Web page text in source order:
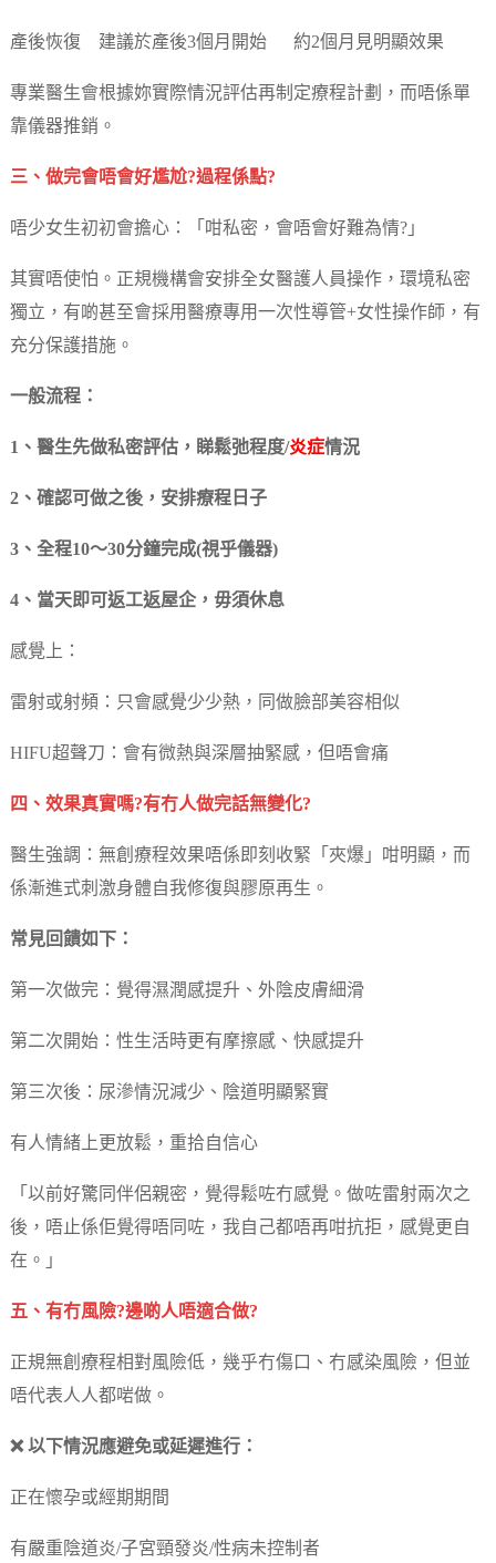
產後恢復 建議於產後3個月開始 約2個月見明顯效果
專業醫生會根據妳實際情況評估再制定療程計劃，而唔係單
靠儀器推銷。
三、做完會唔會好尷尬?過程係點?
唔少女生初初會擔心：「咁私密，會唔會好難為情?」
其實唔使怕。正規機構會安排全女醫護人員操作，環境私密
獨立，有啲甚至會採用醫療專用一次性導管+女性操作師，有
充分保護措施。
一般流程：
1、醫生先做私密評估，睇鬆弛程度/炎症情況
2、確認可做之後，安排療程日子
3、全程10～30分鐘完成(視乎儀器)
4、當天即可返工返屋企，毋須休息
感覺上：
雷射或射頻：只會感覺少少熱，同做臉部美容相似
HIFU超聲刀：會有微熱與深層抽緊感，但唔會痛
四、效果真實嗎?有冇人做完話無變化?
醫生強調：無創療程效果唔係即刻收緊「夾爆」咁明顯，而
係漸進式刺激身體自我修復與膠原再生。
常見回饋如下：
第一次做完：覺得濕潤感提升、外陰皮膚細滑
第二次開始：性生活時更有摩擦感、快感提升
第三次後：尿滲情況減少、陰道明顯緊實
有人情緒上更放鬆，重拾自信心
「以前好驚同伴侶親密，覺得鬆咗冇感覺。做咗雷射兩次之
後，唔止係佢覺得唔同咗，我自己都唔再咁抗拒，感覺更自
在。」
五、有冇風險?邊啲人唔適合做?
正規無創療程相對風險低，幾乎冇傷口、冇感染風險，但並
唔代表人人都啱做。
❌ 以下情況應避免或延遲進行：
正在懷孕或經期期間
有嚴重陰道炎/子宮頸發炎/性病未控制者